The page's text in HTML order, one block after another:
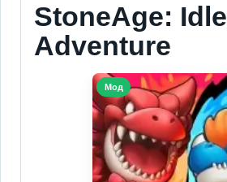
StoneAge: Idle
Adventure
Мод